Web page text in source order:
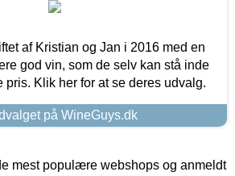
af Kristian og Jan i 2016 med en
god vin, som de selv kan stå inde
pris. Klik her for at se deres udvalg.
på WineGuys.dk
mest populære webshops og anmeldt